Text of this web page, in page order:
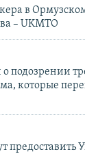
в
– UKMTO
о подозрении
которые
предоставить